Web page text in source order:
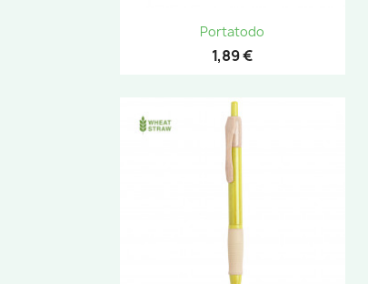
Portatodo
1,89 €
Vista rápida